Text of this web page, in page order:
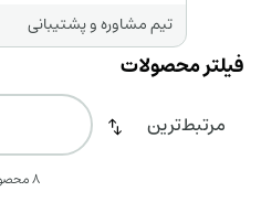
8 محصول
تیم مشاوره و پشتیبانی